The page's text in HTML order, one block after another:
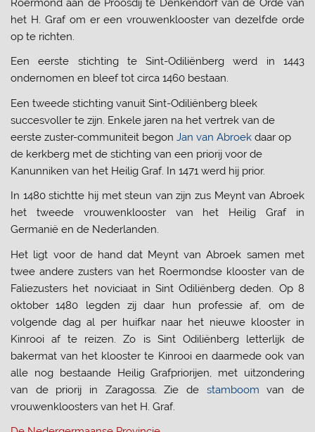
Roermond aan de Proosdij te Denkendorf van de Orde van
het H. Graf om er een vrouwenklooster van dezelfde orde
op te richten.
Een eerste stichting te Sint-Odiliënberg werd in 1443
ondernomen en bleef tot circa 1460 bestaan.
Een tweede stichting vanuit Sint-Odiliënberg bleek
succesvoller te zijn. Enkele jaren na het vertrek van de
eerste zuster-communiteit begonJan van Abroek daar op
de kerkberg met de stichting van een priorij voor de
Kanunniken van het Heilig Graf. In 1471 werd hij prior.
In 1480 stichtte hij met steun van zijn zus Meynt van Abroek
het tweede vrouwenklooster van het Heilig Graf in
Germanië en de Nederlanden.
Het ligt voor de hand dat Meynt van Abroek samen met
twee andere zusters van het Roermondse klooster van de
Faliezusters het noviciaat in Sint Odiliënberg deden. Op 8
oktober 1480 legden zij daar hun professie af, om de
volgende dag al per huifkar naar het nieuwe klooster in
Kinrooi af te reizen. Zo is Sint Odiliënberg letterlijk de
bakermat van het klooster te Kinrooi en daarmede ook van
alle nog bestaande Heilig Grafpriorijen, met uitzondering
van de priorij in Zaragossa. Zie de stamboom van de
vrouwenkloosters van het H. Graf.